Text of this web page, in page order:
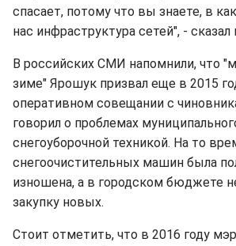
спасает, потому что вы знаете, в
нас инфраструктура сетей", - сказал
В российских СМИ напомнили, что
зиме" Ярошук призвал еще в 2015
оперативном совещании с
говорил о проблемах
снегоуборочной техникой. На то
снегоочистительных машин была
изношена, а в городском бюджете
закупку новых.
Стоит отметить, что в 2016 году